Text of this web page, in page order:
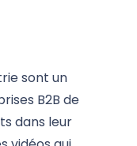
sont un
B2B de
dans leur